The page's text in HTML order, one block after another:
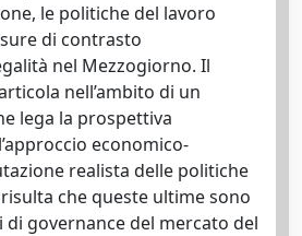
le politiche del lavoro
di contrasto
nel Mezzogiorno. Il
nell’ambito di un
lega la prospettiva
economico-
realista delle politiche
che queste ultime sono
di governance del mercato del